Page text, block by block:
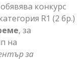
конкурс
R1 (2 бр.)
, за
на
за